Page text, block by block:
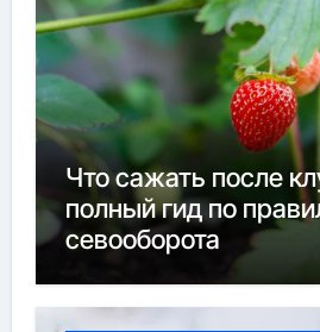
Что сажать после
полный гид по
севооборота